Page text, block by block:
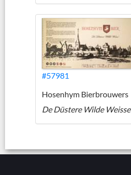
#57981
Hosenhym Bierbrouwers
De Düstere Wilde Weisse